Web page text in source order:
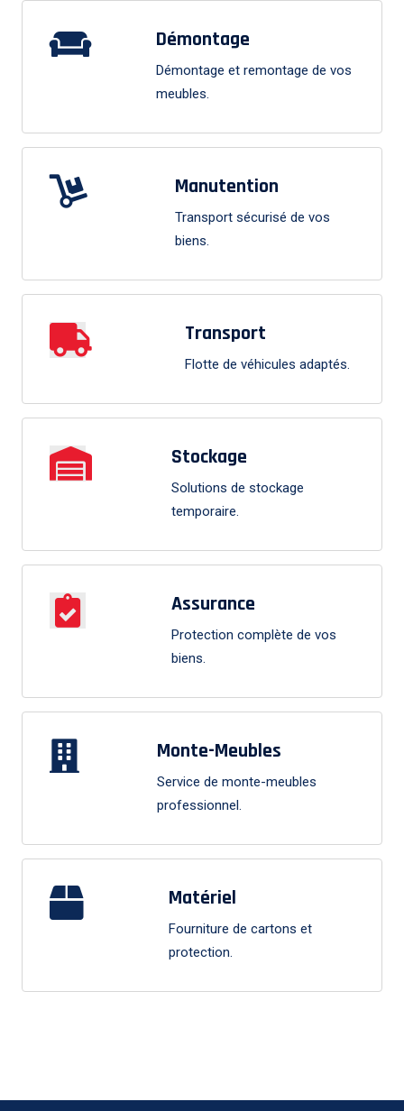
Démontage
Démontage et remontage de vos
meubles.
Manutention
Transport sécurisé de vos
biens.
Transport
Flotte de véhicules adaptés.
Stockage
Solutions de stockage
temporaire.
Assurance
Protection complète de vos
biens.
Monte-Meubles
Service de monte-meubles
professionnel.
Matériel
Fourniture de cartons et
protection.